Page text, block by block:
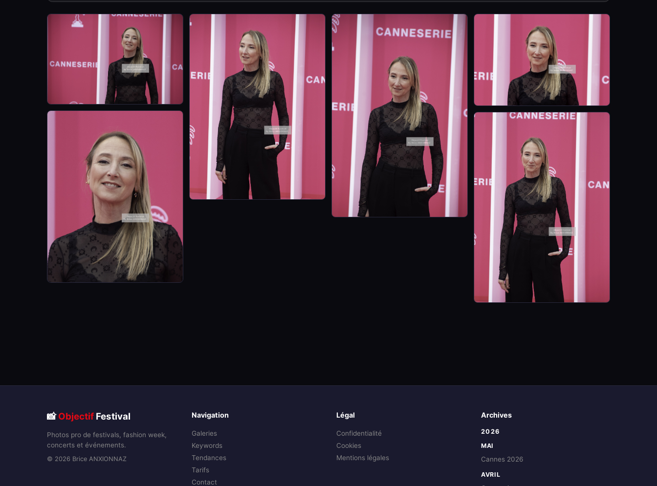
📸Objectif Festival
Photos pro de festivals, fashion week,
concerts et événements.
© 2026 Brice ANXIONNAZ
Navigation
Galeries
Keywords
Tendances
Tarifs
Contact
Légal
Confidentialité
Cookies
Mentions légales
Archives
2026
MAI
Cannes 2026
AVRIL